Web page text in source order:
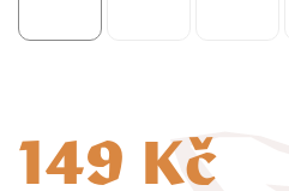
149 Kč